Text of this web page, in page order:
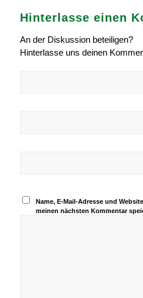
Hinterlasse einen
An der Diskussion beteiligen?
Hinterlasse uns deinen
Name, E-Mail-Adresse und
meinen nächsten Kommentar